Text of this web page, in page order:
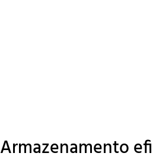
Armazenamento